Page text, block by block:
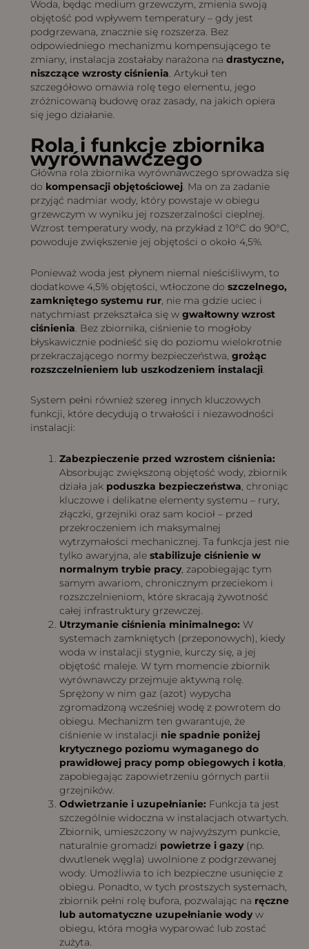
Woda, będąc medium grzewczym, zmienia swoją
objętość pod wpływem temperatury – gdy jest
podgrzewana, znacznie się rozszerza. Bez
odpowiedniego mechanizmu kompensującego te
zmiany, instalacja zostałaby narażona na drastyczne,
niszczące wzrosty ciśnienia. Artykuł ten
szczegółowo omawia rolę tego elementu, jego
zróżnicowaną budowę oraz zasady, na jakich opiera
się jego działanie.
Rola i funkcje zbiornika
wyrównawczego
Główna rola zbiornika wyrównawczego sprowadza się
do kompensacji objętościowej. Ma on za zadanie
przyjąć nadmiar wody, który powstaje w obiegu
grzewczym w wyniku jej rozszerzalności cieplnej.
Wzrost temperatury wody, na przykład z 10°C do 90°C,
powoduje zwiększenie jej objętości o około 4,5%.
Ponieważ woda jest płynem niemal nieściśliwym, to
dodatkowe 4,5% objętości, wtłoczone do szczelnego,
zamkniętego systemu rur, nie ma gdzie uciec i
natychmiast przekształca się w gwałtowny wzrost
ciśnienia. Bez zbiornika, ciśnienie to mogłoby
błyskawicznie podnieść się do poziomu wielokrotnie
przekraczającego normy bezpieczeństwa, grożąc
rozszczelnieniem lub uszkodzeniem instalacji.
System pełni również szereg innych kluczowych
funkcji, które decydują o trwałości i niezawodności
instalacji:
Zabezpieczenie przed wzrostem ciśnienia:
Absorbując zwiększoną objętość wody, zbiornik
działa jak poduszka bezpieczeństwa, chroniąc
kluczowe i delikatne elementy systemu – rury,
złączki, grzejniki oraz sam kocioł – przed
przekroczeniem ich maksymalnej
wytrzymałości mechanicznej. Ta funkcja jest nie
tylko awaryjna, ale stabilizuje ciśnienie w
normalnym trybie pracy, zapobiegając tym
samym awariom, chronicznym przeciekom i
rozszczelnieniom, które skracają żywotność
całej infrastruktury grzewczej.
Utrzymanie ciśnienia minimalnego: W
systemach zamkniętych (przeponowych), kiedy
woda w instalacji stygnie, kurczy się, a jej
objętość maleje. W tym momencie zbiornik
wyrównawczy przejmuje aktywną rolę.
Sprężony w nim gaz (azot) wypycha
zgromadzoną wcześniej wodę z powrotem do
obiegu. Mechanizm ten gwarantuje, że
ciśnienie w instalacji nie spadnie poniżej
krytycznego poziomu wymaganego do
prawidłowej pracy pomp obiegowych i kotła,
zapobiegając zapowietrzeniu górnych partii
grzejników.
Odwietrzanie i uzupełnianie: Funkcja ta jest
szczególnie widoczna w instalacjach otwartych.
Zbiornik, umieszczony w najwyższym punkcie,
naturalnie gromadzi powietrze i gazy(np.
dwutlenek węgla) uwolnione z podgrzewanej
wody. Umożliwia to ich bezpieczne usunięcie z
obiegu. Ponadto, w tych prostszych systemach,
zbiornik pełni rolę bufora, pozwalając na ręczne
lub automatyczne uzupełnianie wodyw
obiegu, która mogła wyparować lub zostać
zużyta.